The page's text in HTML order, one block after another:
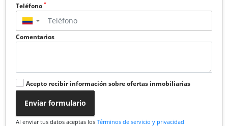
Teléfono *
▼
Comentarios
Acepto recibir información sobre ofertas inmobiliarias
Enviar formulario
Al enviar tus datos aceptas los Términos de servicio y privacidad